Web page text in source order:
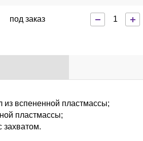
под заказ
из вспененной пластмассы;
пластмассы;
захватом.